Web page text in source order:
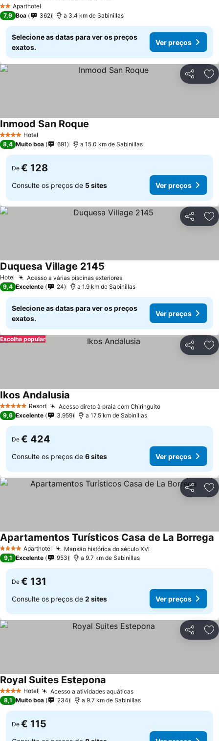
2 EstrelasAparthotel
7,9 Boa 362 a 3.4 km de Sabinillas
Selecione as datas para ver os preços
exatos.
Ver preços
Partilhar
4 EstrelasHotel
Inmood San Roque
8,4 Muito boa 691 a 15.0 km de Sabinillas
De € 128
Consulte os preços de 5 sites Ver preços
Partilhar
Hotel Acesso a várias piscinas exteriores
Duquesa Village 2145
9,4 Excelente 24 a 1.9 km de Sabinillas
Selecione as datas para ver os preços
exatos.
Ver preços
Partilhar
Escolha popular
5 Estrelas Resort Acesso direto à praia com Chiringuito
Ikos Andalusia
9,6 Excelente 3.959 a 17.5 km de Sabinillas
De € 424
Consulte os preços de 6 sites Ver preços
Partilhar
4 EstrelasAparthotel Mansão histórica do século XVI
Apartamentos Turísticos Casa de La Borrega
9,1 Excelente 953 a 9.7 km de Sabinillas
De € 131
Consulte os preços de 2 sites Ver preços
Partilhar
4 EstrelasHotel Acesso a atividades aquáticas
Royal Suites Estepona
8,1 Muito boa 234 a 9.7 km de Sabinillas
De € 115